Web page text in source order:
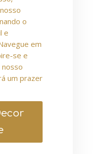
o
e
em
se e
nosso
um prazer